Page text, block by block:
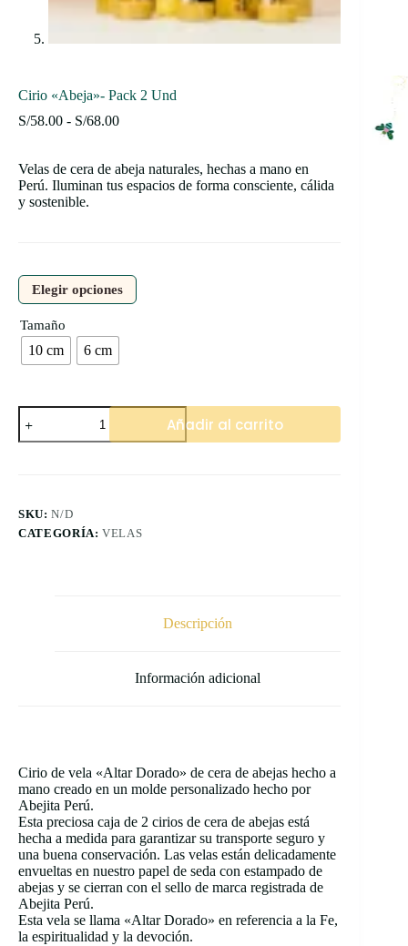
Cirio «Abeja»- Pack 2 Und
S/58.00 - S/68.00Rango
desde
S/58.00
Velas de cera de abeja naturales, hechas a mano en
Perú. Iluminan tus espacios de forma consciente, cálida
y sostenible.
Elegir opciones
Tamaño
10 cm 6 cm
Cirio
"Abeja"-
Pack
Añadir al carrito
SKU:N/D
CATEGORÍA:VELAS
Descripción
Información adicional
Cirio de vela «Altar Dorado» de cera de abejas hecho a
mano creado en un molde personalizado hecho por
Abejita Perú.
Esta preciosa caja de 2 cirios de cera de abejas está
hecha a medida para garantizar su transporte seguro y
una buena conservación. Las velas están delicadamente
envueltas en nuestro papel de seda con estampado de
abejas y se cierran con el sello de marca registrada de
Abejita Perú.
Esta vela se llama «Altar Dorado» en referencia a la Fe,
la espiritualidad y la devoción.